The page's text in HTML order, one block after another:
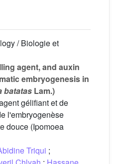
/ Biologie et
agent, and auxin
embryogenesis in
batatas Lam.)
gélifiant et de
l'embryogenèse
douce (Ipomoea
Triqui ;